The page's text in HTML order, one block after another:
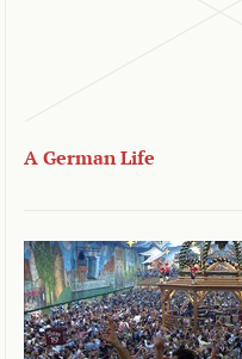
A German Life